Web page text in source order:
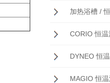
加热浴槽 /
CORIO 恒
DYNEO 恒
MAGIO 恒